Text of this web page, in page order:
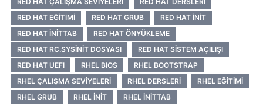
RED HAT EĞITIMI
RED HAT GRUB
RED HAT INIT
RED HAT INITTAB
RED HAT ÖNYÜKLEME
RED HAT RC.SYSINIT DOSYASI
RED HAT SISTEM AÇILIŞI
RED HAT UEFI
RHEL BIOS
RHEL BOOTSTRAP
RHEL ÇALIŞMA SEVIYELERI
RHEL DERSLERI
RHEL EĞITIMI
RHEL GRUB
RHEL INIT
RHEL INITTAB